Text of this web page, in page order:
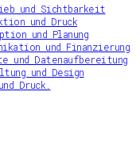
und Sichtbarkeit
und Druck
und Planung
und Finanzierung
und Datenaufbereitung
und Design
Druck.